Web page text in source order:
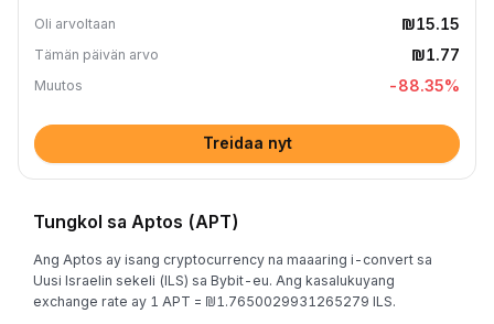
Oli arvoltaan ₪15.15
Tämän päivän arvo ₪1.77
Muutos -88.35%
Treidaa nyt
Tungkol sa Aptos (APT)
Ang Aptos ay isang cryptocurrency na maaaring i-convert sa
Uusi Israelin sekeli (ILS) sa Bybit-eu. Ang kasalukuyang
exchange rate ay 1 APT = ₪1.7650029931265279 ILS.